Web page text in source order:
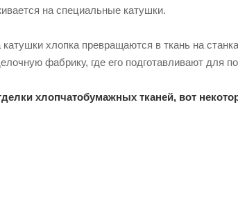
на специальные катушки.
хлопка превращаются в ткань на
фабрику, где его подготавливают для
хлопчатобумажных тканей, вот